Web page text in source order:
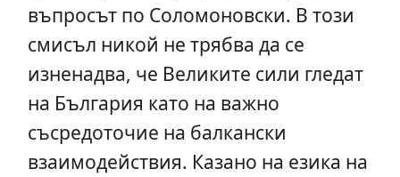
въпросът по Соломоновски. В този
смисъл никой не трябва да се
изненадва, че Великите сили гледат
на България като на важно
съсредоточие на балкански
взаимодействия. Казано на езика на